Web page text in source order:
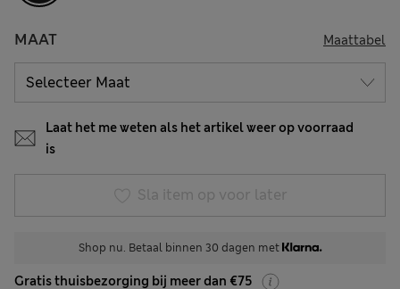
MAAT Maattabel
Laat het me weten als het artikel weer op voorraad
is
Sla item op voor later
Shop nu. Betaal binnen 30 dagen met
Gratis thuisbezorging bij meer dan €75